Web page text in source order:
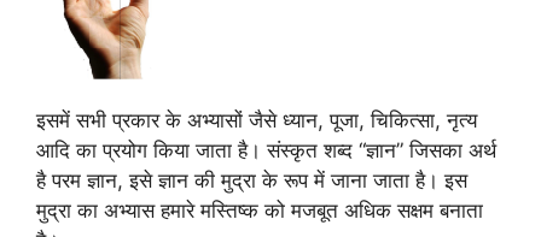
इसमें सभी प्रकार के अभ्यासों जैसे ध्यान, पूजा, चिकित्सा, नृत्य
आदि का प्रयोग किया जाता है। संस्कृत शब्द “ज्ञान” जिसका अर्थ
है परम ज्ञान, इसे ज्ञान की मुद्रा के रूप में जाना जाता है। इस
मुद्रा का अभ्यास हमारे मस्तिष्क को मजबूत अधिक सक्षम बनाता